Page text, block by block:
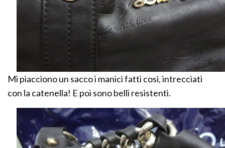
Mi piacciono un sacco i manici fatti così, intrecciati
con la catenella! E poi sono belli resistenti.